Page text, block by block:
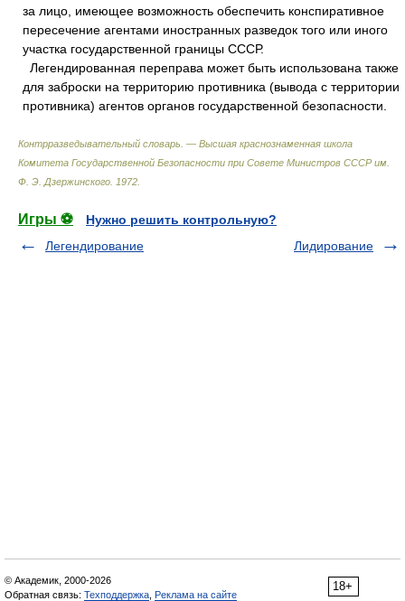
за лицо, имеющее возможность обеспечить конспиративное
пересечение агентами иностранных разведок того или иного
участка государственной границы СССР.
Легендированная переправа может быть использована также
для заброски на территорию противника (вывода с территории
противника) агентов органов государственной безопасности.
Контрразведывательный словарь. — Высшая краснознаменная школа
Комитета Государственной Безопасности при Совете Министров СССР им.
Ф. Э. Дзержинского 1972
Игры ⚽
Нужно решить контрольную?
Легендирование
Лидирование
18+
© Академик, 2000-2026
Обратная связь: Техподдержка Реклама на сайте